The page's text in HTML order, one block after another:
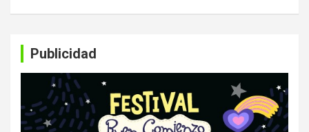
Publicidad